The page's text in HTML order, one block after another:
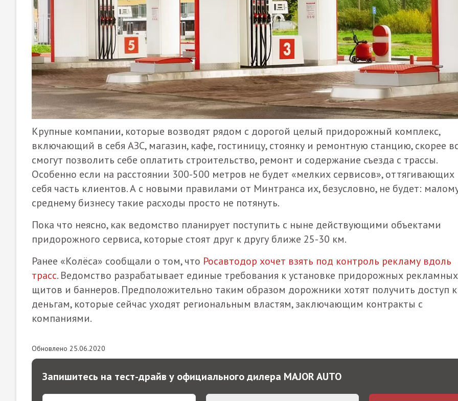
Крупные компании, которые возводят рядом с дорогой целый придорожный комплекс,
включающий в себя АЗС, магазин, кафе, гостиницу, стоянку и ремонтную станцию, скорее
смогут позволить себе оплатить строительство, ремонт и содержание съезда с трассы.
Особенно если на расстоянии 300-500 метров не будет «мелких сервисов», оттягивающих
себя часть клиентов. А с новыми правилами от Минтранса их, безусловно, не будет:
среднему бизнесу такие расходы просто не потянуть.
Пока что неясно, как ведомство планирует поступить с ныне действующими объектами
придорожного сервиса, которые стоят друг к другу ближе 25-30 км.
Ранее «Колёса» сообщали о том, что Росавтодор хочет взять под контроль рекламу вдоль
трасс. Ведомство разрабатывает единые требования к установке придорожных рекламных
щитов и баннеров. Предположительно таким образом дорожники хотят получить доступ к
деньгам, которые сейчас уходят региональным властям, заключающим контракты с
компаниями.
Обновлено 25.06.2020
Запишитесь на тест-драйв у официального дилера MAJOR AUTO